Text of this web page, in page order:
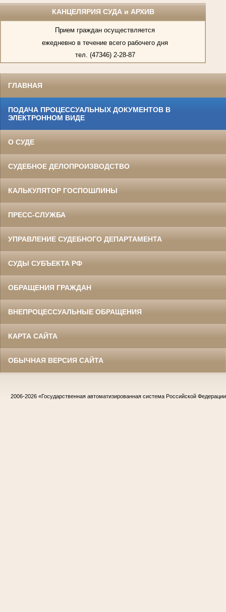
КАНЦЕЛЯРИЯ СУДА и АРХИВ
Прием граждан осуществляется
ежедневно в течение всего рабочего дня
тел. (47346) 2-28-87
ГЛАВНАЯ
ПОДАЧА ПРОЦЕССУАЛЬНЫХ ДОКУМЕНТОВ В
ЭЛЕКТРОННОМ ВИДЕ
О СУДЕ
СУДЕБНОЕ ДЕЛОПРОИЗВОДСТВО
КАЛЬКУЛЯТОР ГОСПОШЛИНЫ
ПРЕСС-СЛУЖБА
УПРАВЛЕНИЕ СУДЕБНОГО ДЕПАРТАМЕНТА
СУДЫ СУБЪЕКТА РФ
ОБРАЩЕНИЯ ГРАЖДАН
ВНЕПРОЦЕССУАЛЬНЫЕ ОБРАЩЕНИЯ
КАРТА САЙТА
ОБЫЧНАЯ ВЕРСИЯ САЙТА
2006-2026 «Государственная автоматизированная система Российской